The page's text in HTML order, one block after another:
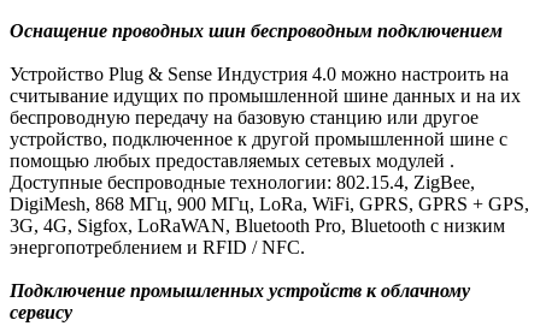
Оснащение проводных шин беспроводным подключением
Устройство Plug & Sense Индустрия 4.0 можно настроить на
считывание идущих по промышленной шине данных и на их
беспроводную передачу на базовую станцию или другое
устройство, подключенное к другой промышленной шине с
помощью любых предоставляемых сетевых модулей .
Доступные беспроводные технологии: 802.15.4, ZigBee,
DigiMesh, 868 МГц, 900 МГц, LoRa, WiFi, GPRS, GPRS + GPS,
3G, 4G, Sigfox, LoRaWAN, Bluetooth Pro, Bluetooth с низким
энергопотреблением и RFID / NFC.
Подключение промышленных устройств к облачному
сервису